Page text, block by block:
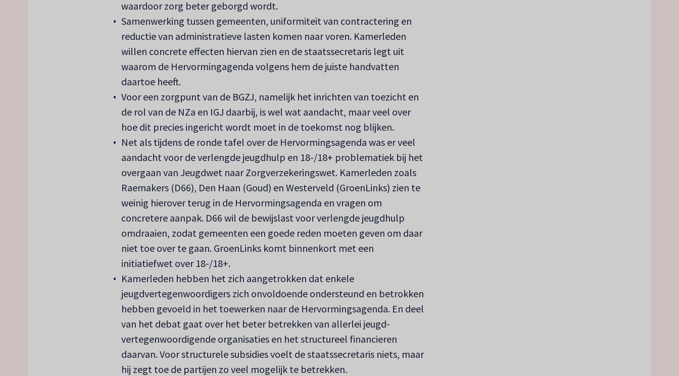
waardoor zorg beter geborgd wordt.
Samenwerking tussen gemeenten, uniformiteit van contractering en
reductie van administratieve lasten komen naar voren. Kamerleden
willen concrete effecten hiervan zien en de staatssecretaris legt uit
waarom de Hervormingagenda volgens hem de juiste handvatten
daartoe heeft.
Voor een zorgpunt van de BGZJ, namelijk het inrichten van toezicht en
de rol van de NZa en IGJ daarbij, is wel wat aandacht, maar veel over
hoe dit precies ingericht wordt moet in de toekomst nog blijken.
Net als tijdens de ronde tafel over de Hervormingsagenda was er veel
aandacht voor de verlengde jeugdhulp en 18-/18+ problematiek bij het
overgaan van Jeugdwet naar Zorgverzekeringswet. Kamerleden zoals
Raemakers (D66), Den Haan (Goud) en Westerveld (GroenLinks) zien te
weinig hierover terug in de Hervormingsagenda en vragen om
concretere aanpak. D66 wil de bewijslast voor verlengde jeugdhulp
omdraaien, zodat gemeenten een goede reden moeten geven om daar
niet toe over te gaan. GroenLinks komt binnenkort met een
initiatiefwet over 18-/18+.
Kamerleden hebben het zich aangetrokken dat enkele
jeugdvertegenwoordigers zich onvoldoende ondersteund en betrokken
hebben gevoeld in het toewerken naar de Hervormingsagenda. En deel
van het debat gaat over het beter betrekken van allerlei jeugd-
vertegenwoordigende organisaties en het structureel financieren
daarvan. Voor structurele subsidies voelt de staatssecretaris niets, maar
hij zegt toe de partijen zo veel mogelijk te betrekken.